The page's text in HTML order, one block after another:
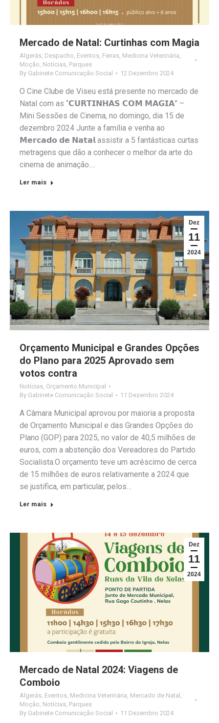
Mercado de Natal: Curtinhas com Magia
Algerás Despacho Eventos Feiras Medicina Veterinária
Moção Notícias Parques
By Gabinete Comunicação Social 12 Dezembro 2024
O Cine Clube de Viseu está presente no mercado de
Natal com as “𝗖𝗨𝗥𝗧𝗜𝗡𝗛𝗔𝗦 𝗖𝗢𝗠 𝗠𝗔𝗚𝗜𝗔” –
Mini Sessões de Cinema, no domingo, dia 15 de
dezembro 2024 Junte a família e venha ao
𝗠𝗲𝗿𝗰𝗮𝗱𝗼 𝗱𝗲 𝗡𝗮𝘁𝗮𝗹 assistir a 5 fantásticas curtas
metragens que dão a conhecer o melhor da arte do
cinema de animação.…
Ler mais
Dez
11
2024
Orçamento Municipal e Grandes Opções
do Plano para 2025 Aprovado sem
votos contra
Notícias Orçamento Municipal
By Gabinete Comunicação Social 11 Dezembro 2024
A Câmara Municipal aprovou por maioria a proposta
de Orçamento Municipal e das Grandes Opções do
Plano (GOP) para 2025, no valor de 40,5 milhões de
euros, com a abstenção dos Vereadores do Partido
Socialista.O orçamento teve um acréscimo de cerca
de 15 milhões de euros relativamente a 2024 que
se justifica, em particular, pelos…
Ler mais
Dez
11
2024
Mercado de Natal 2024: Viagens de
Comboio
Algerás, Eventos, Medicina Veterinária, Mercado de Natal ,
Moção, Notícias, Parques
By Gabinete Comunicação Social 11 Dezembro 2024